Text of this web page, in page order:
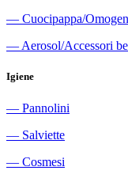
― Cuocipappa/
― Aerosol/Accessori
Igiene
― Pannolini
― Salviette
― Cosmesi